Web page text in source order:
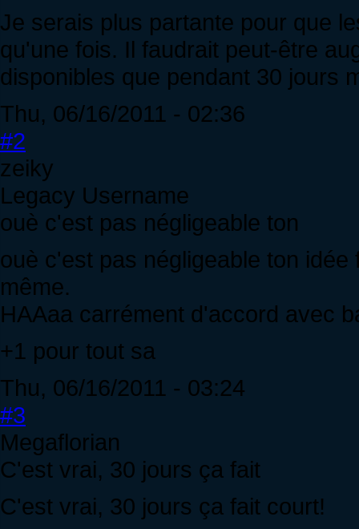
Je serais plus partante pour que
qu'une fois. Il faudrait peut-être
disponibles que pendant 30 jours
Thu, 06/16/2011 - 02:36
#2
zeiky
Legacy Username
ouè c'est pas négligeable ton
ouè c'est pas négligeable ton
même.
HAAaa carrément d'accord avec
+1 pour tout sa
Thu, 06/16/2011 - 03:24
#3
Megaflorian
C'est vrai, 30 jours ça fait
C'est vrai, 30 jours ça fait court!